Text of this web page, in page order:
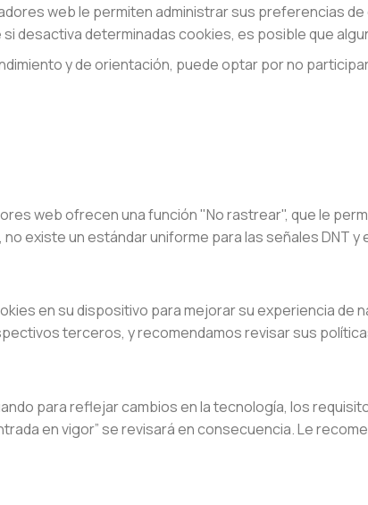
web le permiten administrar sus preferencias
desactiva determinadas cookies, es posible que
y de orientación, puede optar por no
web ofrecen una función "No rastrear", que le
existe un estándar uniforme para las señales DNT
en su dispositivo para mejorar su experiencia de
terceros, y recomendamos revisar sus
para reflejar cambios en la tecnología, los
en vigor” se revisará en consecuencia. Le